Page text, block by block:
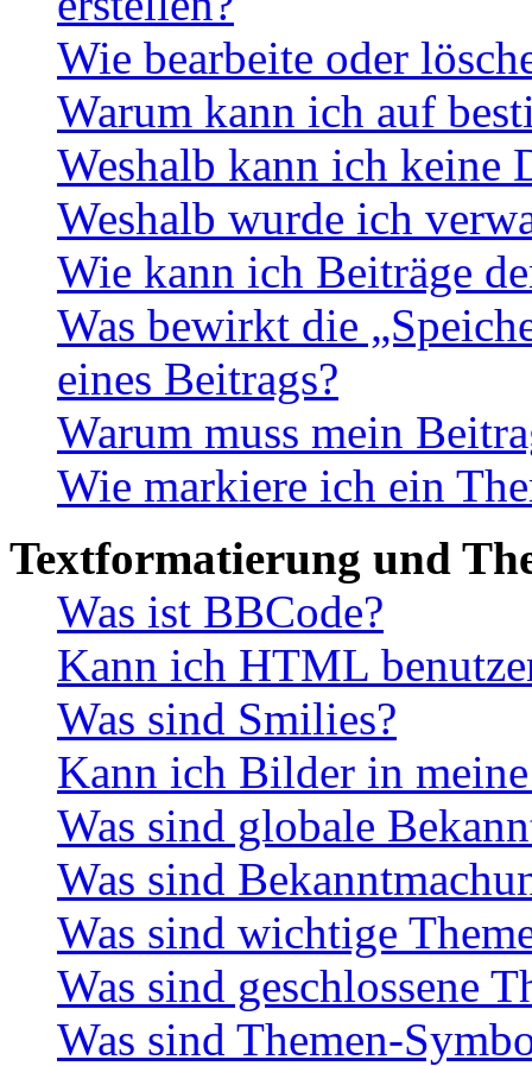
Wie bearbeite oder
Warum kann ich auf
Weshalb kann ich keine
Weshalb wurde ich
Wie kann ich Beiträge
Was bewirkt die
eines Beitrags?
Warum muss mein
Wie markiere ich ein
Textformatierung und
Was ist BBCode?
Kann ich HTML
Was sind Smilies?
Kann ich Bilder in
Was sind globale
Was sind
Was sind wichtige
Was sind geschlossene
Was sind Themen-